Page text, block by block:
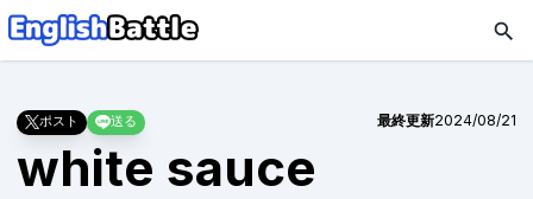
ポスト 送る 最終更新2024/08/21
white sauce